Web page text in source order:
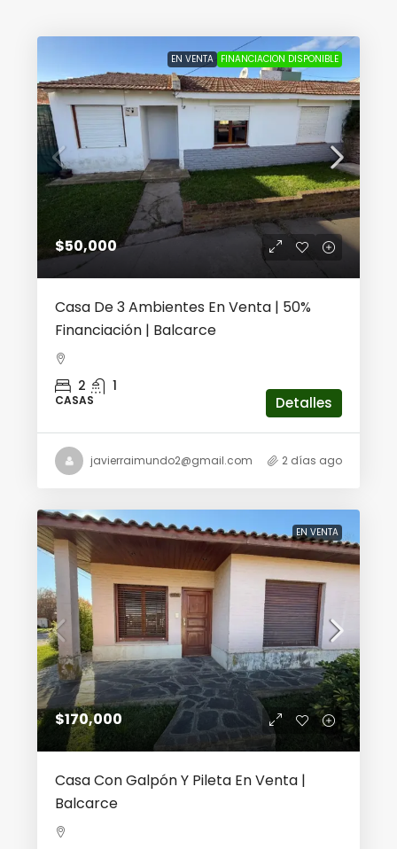
EN VENTA FINANCIACION DISPONIBLE
$50,000
Casa De 3 Ambientes En Venta | 50%
Financiación | Balcarce
2 1
CASAS Detalles
javierraimundo2@gmail.com 2 días ago
EN VENTA
$170,000
Casa Con Galpón Y Pileta En Venta |
Balcarce